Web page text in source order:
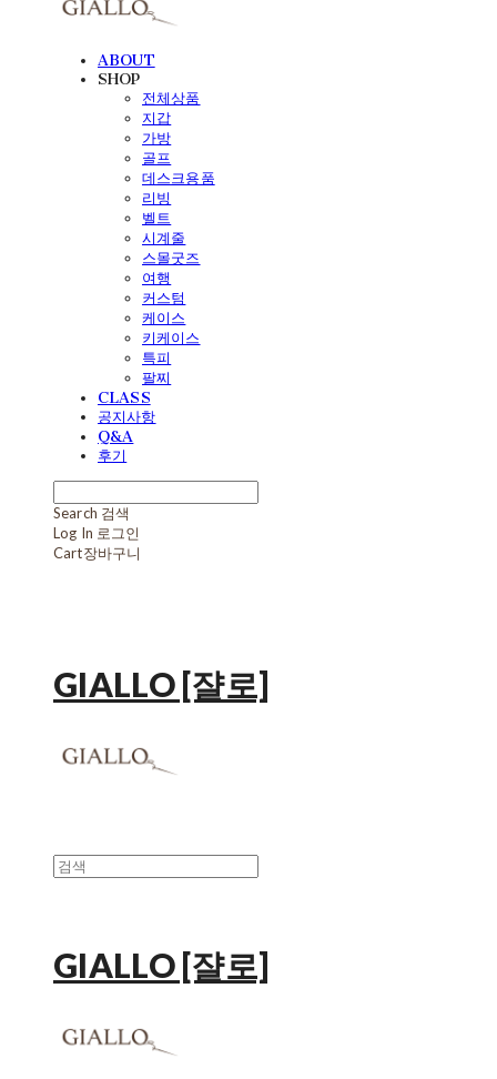
ABOUT
SHOP
전체상품
지갑
가방
골프
데스크용품
리빙
벨트
시계줄
스몰굿즈
여행
커스텀
케이스
키케이스
특피
팔찌
CLASS
공지사항
Q&A
후기
Search 검색
Log In 로그인
Cart장바구니
GIALLO [쟐로]
GIALLO [쟐로]